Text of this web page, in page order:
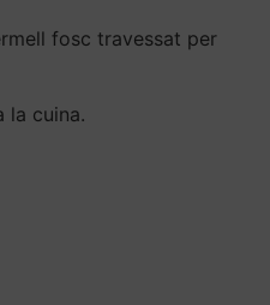
fosc travessat per
la cuina.